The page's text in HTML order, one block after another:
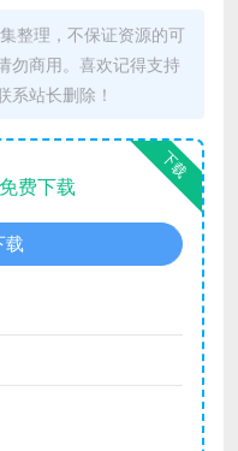
整理，不保证资源的可
勿商用。喜欢记得支持
系站长删除！
下载
费下载
载